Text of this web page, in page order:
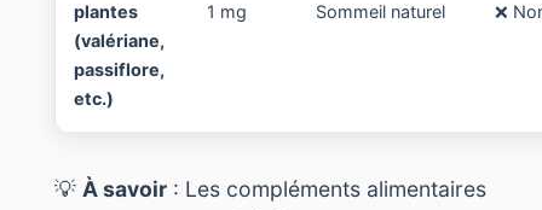
plantes
(valériane,
passiflore,
etc.)
1 mg Sommeil naturel ❌
💡 À savoir : Les compléments alimentaires